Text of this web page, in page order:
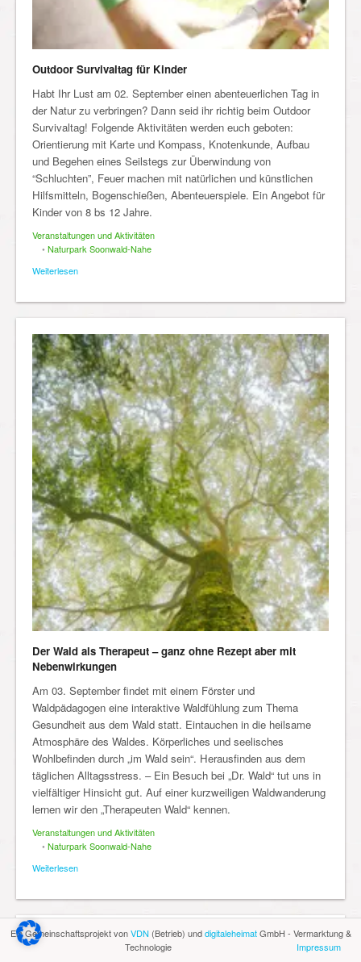
Outdoor Survivaltag für Kinder
Habt Ihr Lust am 02. September einen abenteuerlichen Tag in
der Natur zu verbringen? Dann seid ihr richtig beim Outdoor
Survivaltag! Folgende Aktivitäten werden euch geboten:
Orientierung mit Karte und Kompass, Knotenkunde, Aufbau
und Begehen eines Seilstegs zur Überwindung von
“Schluchten”, Feuer machen mit natürlichen und künstlichen
Hilfsmitteln, Bogenschießen, Abenteuerspiele. Ein Angebot für
Kinder von 8 bs 12 Jahre.
Veranstaltungen und Aktivitäten
• Naturpark Soonwald-Nahe
Weiterlesen
Der Wald als Therapeut – ganz ohne Rezept aber mit
Nebenwirkungen
Am 03. September findet mit einem Förster und
Waldpädagogen eine interaktive Waldfühlung zum Thema
Gesundheit aus dem Wald statt. Eintauchen in die heilsame
Atmosphäre des Waldes. Körperliches und seelisches
Wohlbefinden durch „im Wald sein“. Herausfinden aus dem
täglichen Alltagsstress. – Ein Besuch bei „Dr. Wald“ tut uns in
vielfältiger Hinsicht gut. Auf einer kurzweiligen Waldwanderung
lernen wir den „Therapeuten Wald“ kennen.
Veranstaltungen und Aktivitäten
• Naturpark Soonwald-Nahe
Weiterlesen
Ein Gemeinschaftsprojekt vonVDN(Betrieb) unddigitaleheimatGmbH - Vermarktung &
Technologie
Impressum